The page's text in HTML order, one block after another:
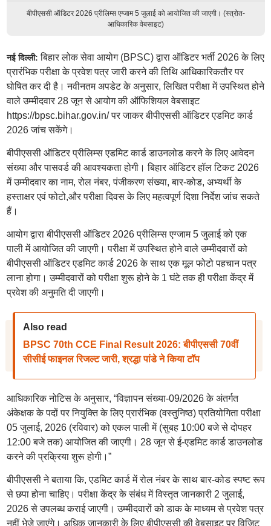
बीपीएससी ऑडिटर 2026 प्रीलिम्स एग्जाम 5 जुलाई को आयोजित की जाएगी। (स्त्रोत-
आधिकारिक वेबसाइट)
नई दिल्ली:बिहार लोक सेवा आयोग (BPSC) द्वारा ऑडिटर भर्ती 2026 के लिए
प्रारंभिक परीक्षा के प्रवेश पत्र जारी करने की तिथि आधिकारिकतौर पर
घोषित कर दी है। नवीनतम अपडेट के अनुसार, लिखित परीक्षा में उपस्थित होने
वाले उम्मीदवार 28 जून से आयोग की ऑफिशियल वेबसाइट
https://bpsc.bihar.gov.in/ पर जाकर बीपीएससी ऑडिटर एडमिट कार्ड
2026 जांच सकेंगे।
बीपीएससी ऑडिटर प्रीलिम्स एडमिट कार्ड डाउनलोड करने के लिए आवेदन
संख्या और पासवर्ड की आवश्यकता होगी। बिहार ऑडिटर हॉल टिकट 2026
में उम्मीदवार का नाम, रोल नंबर, पंजीकरण संख्या, बार-कोड, अभ्यर्थी के
हस्ताक्षर एवं फोटो,और परीक्षा दिवस के लिए महत्वपूर्ण दिशा निर्देश जांच सकते
हैं।
आयोग द्वारा बीपीएससी ऑडिटर 2026 प्रीलिम्स एग्जाम 5 जुलाई को एक
पाली में आयोजित की जाएगी। परीक्षा में उपस्थित होने वाले उम्मीदवारों को
बीपीएससी ऑडिटर एडमिट कार्ड 2026 के साथ एक मूल फोटो पहचान पत्र
लाना होगा। उम्मीदवारों को परीक्षा शुरू होने के 1 घंटे तक ही परीक्षा केंद्र में
प्रवेश की अनुमति दी जाएगी।
Also read
BPSC 70th CCE Final Result 2026: बीपीएससी 70वीं
सीसीई फाइनल रिजल्ट जारी, श्रद्धा पांडे ने किया टॉप
आधिकारिक नोटिस के अनुसार, “विज्ञापन संख्या-09/2026 के अंतर्गत
अंकेक्षक के पदों पर नियुक्ति के लिए प्रारंभिक (वस्तुनिष्ठ) प्रतियोगिता परीक्षा
05 जुलाई, 2026 (रविवार) को एकल पाली में (सुबह 10:00 बजे से दोपहर
12:00 बजे तक) आयोजित की जाएगी। 28 जून से ई-एडमिट कार्ड डाउनलोड
करने की प्रक्रिया शुरू होगी।”
बीपीएससी ने बताया कि, एडमिट कार्ड में रोल नंबर के साथ बार-कोड स्पष्ट रूप
से छपा होना चाहिए। परीक्षा केंद्र के संबंध में विस्तृत जानकारी 2 जुलाई,
2026 से उपलब्ध कराई जाएगी। उम्मीदवारों को डाक के माध्यम से प्रवेश पत्र
नहीं भेजे जाएंगे। अधिक जानकारी के लिए बीपीएससी की वेबसाइट पर विजिट